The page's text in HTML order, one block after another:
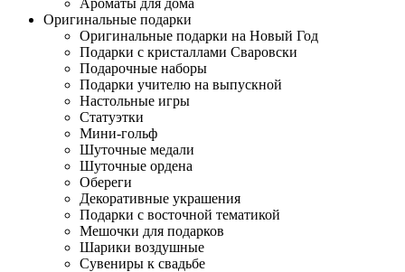
Ароматы для дома
Оригинальные подарки
Оригинальные подарки на Новый Год
Подарки с кристаллами Сваровски
Подарочные наборы
Подарки учителю на выпускной
Настольные игры
Статуэтки
Мини-гольф
Шуточные медали
Шуточные ордена
Обереги
Декоративные украшения
Подарки с восточной тематикой
Мешочки для подарков
Шарики воздушные
Сувениры к свадьбе